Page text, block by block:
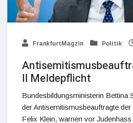
FrankfurtMagzin Politik
ll Meldepflicht
Bundesbildungsministerin Bettina
der Antisemitismusbeauftragte
Felix Klein, warnen vor